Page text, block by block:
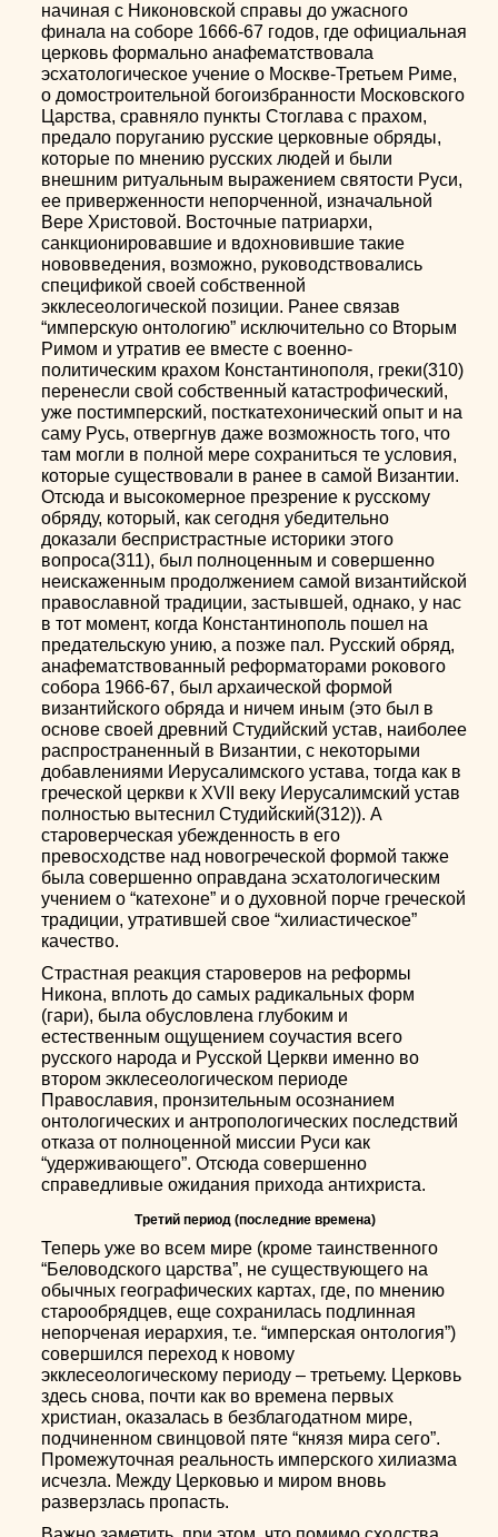
начиная с Никоновской справы до ужасного
финала на соборе 1666-67 годов, где официальная
церковь формально анафематствовала
эсхатологическое учение о Москве-Третьем Риме,
о домостроительной богоизбранности Московского
Царства, сравняло пункты Стоглава с прахом,
предало поруганию русские церковные обряды,
которые по мнению русских людей и были
внешним ритуальным выражением святости Руси,
ее приверженности непорченной, изначальной
Вере Христовой. Восточные патриархи,
санкционировавшие и вдохновившие такие
нововведения, возможно, руководствовались
спецификой своей собственной
экклесеологической позиции. Ранее связав
“имперскую онтологию” исключительно со Вторым
Римом и утратив ее вместе с военно-
политическим крахом Константинополя, греки(310)
перенесли свой собственный катастрофический,
уже постимперский, посткатехонический опыт и на
саму Русь, отвергнув даже возможность того, что
там могли в полной мере сохраниться те условия,
которые существовали в ранее в самой Византии.
Отсюда и высокомерное презрение к русскому
обряду, который, как сегодня убедительно
доказали беспристрастные историки этого
вопроса(311), был полноценным и совершенно
неискаженным продолжением самой византийской
православной традиции, застывшей, однако, у нас
в тот момент, когда Константинополь пошел на
предательскую унию, а позже пал. Русский обряд,
анафематствованный реформаторами рокового
собора 1966-67, был архаической формой
византийского обряда и ничем иным (это был в
основе своей древний Студийский устав, наиболее
распространенный в Византии, с некоторыми
добавлениями Иерусалимского устава, тогда как в
греческой церкви к XVII веку Иерусалимский устав
полностью вытеснил Студийский(312)). А
староверческая убежденность в его
превосходстве над новогреческой формой также
была совершенно оправдана эсхатологическим
учением о “катехоне” и о духовной порче греческой
традиции, утратившей свое “хилиастическое”
качество.
Страстная реакция староверов на реформы
Никона, вплоть до самых радикальных форм
(гари), была обусловлена глубоким и
естественным ощущением соучастия всего
русского народа и Русской Церкви именно во
втором экклесеологическом периоде
Православия, пронзительным осознанием
онтологических и антропологических последствий
отказа от полноценной миссии Руси как
“удерживающего”. Отсюда совершенно
справедливые ожидания прихода антихриста.
Третий период (последние времена)
Теперь уже во всем мире (кроме таинственного
“Беловодского царства”, не существующего на
обычных географических картах, где, по мнению
старообрядцев, еще сохранилась подлинная
непорченая иерархия, т.е. “имперская онтология”)
совершился переход к новому
экклесеологическому периоду – третьему. Церковь
здесь снова, почти как во времена первых
христиан, оказалась в безблагодатном мире,
подчиненном свинцовой пяте “князя мира сего”.
Промежуточная реальность имперского хилиазма
исчезла. Между Церковью и миром вновь
разверзлась пропасть.